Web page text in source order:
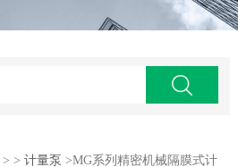
> >计量泵 >MG系列精密机械隔膜式计